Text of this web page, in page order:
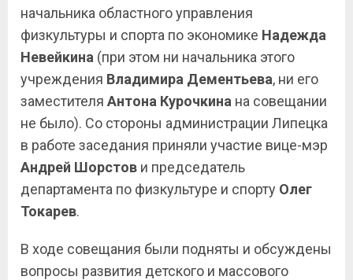
начальника областного управления
физкультуры и спорта по экономике Надежда
Невейкина (при этом ни начальника этого
учреждения Владимира Дементьева, ни его
заместителя Антона Курочкина на совещании
не было). Со стороны администрации Липецка
в работе заседания приняли участие вице-мэр
Андрей Шорстов и председатель
департамента по физкультуре и спорту Олег
Токарев.
В ходе совещания были подняты и обсуждены
вопросы развития детского и массового